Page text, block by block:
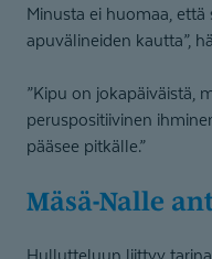
Minusta ei huomaa,
apuvälineiden kautta”,
”Kipu on jokapäiväistä,
peruspositiivinen
pääsee pitkälle.”
Mäsä-Nalle